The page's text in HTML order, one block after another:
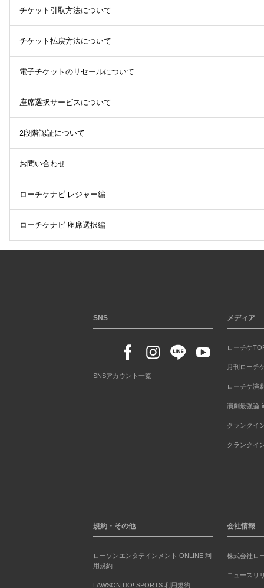
チケット引取方法について
チケット払戻方法について
電子チケットのリセールについて
座席選択サービスについて
2段階認証について
お問い合わせ
ローチケナビ レジャー編
ローチケナビ 座席選択編
SNS
SNSアカウント一覧
メディア
ローチケ
月刊ローチ
ローチケ演
演劇最強論-
クランクイ
クランクイ
規約・その他
ローソンエンタテインメント ONLINE 利
用規約
LAWSON DO! SPORTS 利用規約
会社情報
株式会社ロ
ニュースリ